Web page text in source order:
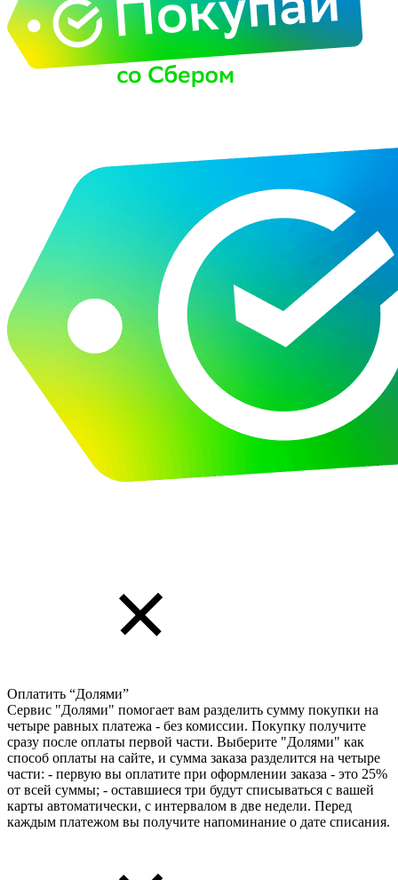
Оплатить “Долями”
Сервис "Долями" помогает вам разделить сумму покупки на
четыре равных платежа - без комиссии. Покупку получите
сразу после оплаты первой части. Выберите "Долями" как
способ оплаты на сайте, и сумма заказа разделится на четыре
части: - первую вы оплатите при оформлении заказа - это 25%
от всей суммы; - оставшиеся три будут списываться с вашей
карты автоматически, с интервалом в две недели. Перед
каждым платежом вы получите напоминание о дате списания.